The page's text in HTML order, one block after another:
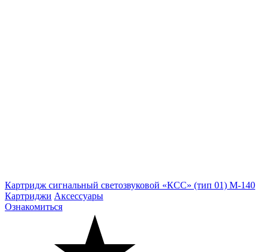
Картридж сигнальный светозвуковой «КСC» (тип 01) М-140
Картриджи Аксессуары
Ознакомиться